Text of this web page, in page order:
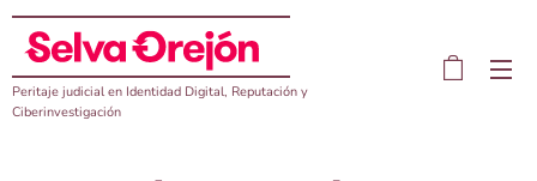
Peritaje judicial en Identidad Digital, Reputación y
Ciberinvestigación